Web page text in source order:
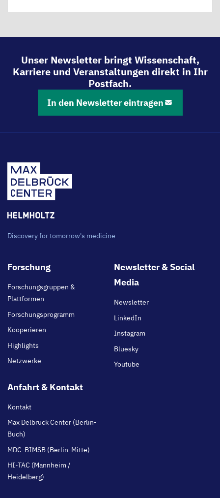
Unser Newsletter bringt Wissenschaft,
Karriere und Veranstaltungen direkt in Ihr
Postfach.
In den Newsletter eintragen
Discovery for tomorrow's medicine
Footer
Forschung
Forschungsgruppen &
Plattformen
Forschungsprogramm
Kooperieren
Highlights
Netzwerke
Newsletter & Social
Media
Newsletter
LinkedIn
Instagram
Bluesky
Youtube
Anfahrt & Kontakt
Kontakt
Max Delbrück Center (Berlin-
Buch)
MDC-BIMSB (Berlin-Mitte)
HI-TAC (Mannheim /
Heidelberg)